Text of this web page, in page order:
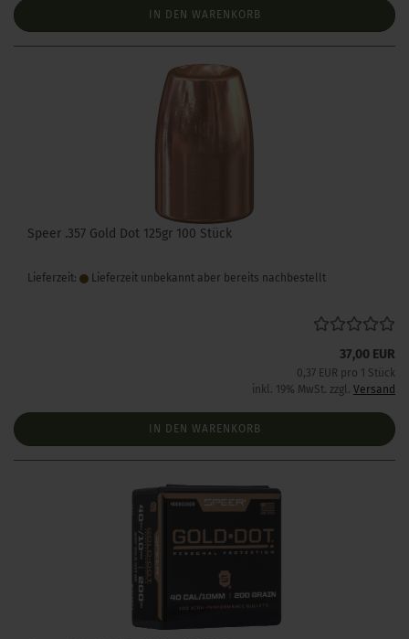
IN DEN WARENKORB
Speer .357 Gold Dot 125gr 100 Stück
Lieferzeit: Lieferzeit unbekannt aber bereits nachbestellt
37,00 EUR
0,37 EUR pro 1 Stück
inkl. 19% MwSt. zzgl. Versand
IN DEN WARENKORB